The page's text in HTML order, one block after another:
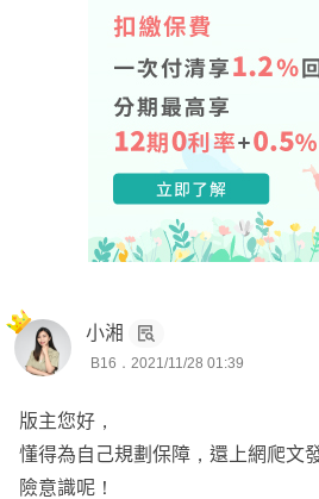
小湘
B16．2021/11/28 01:39
版主您好，
懂得為自己規劃保障，還上網爬文
險意識呢！